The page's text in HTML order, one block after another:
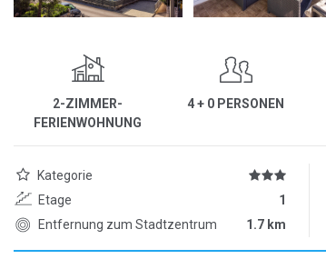
2-ZIMMER-
FERIENWOHNUNG
4 + 0 PERSONEN
Kategorie
Etage
1
Entfernung zum Stadtzentrum
1.7 km